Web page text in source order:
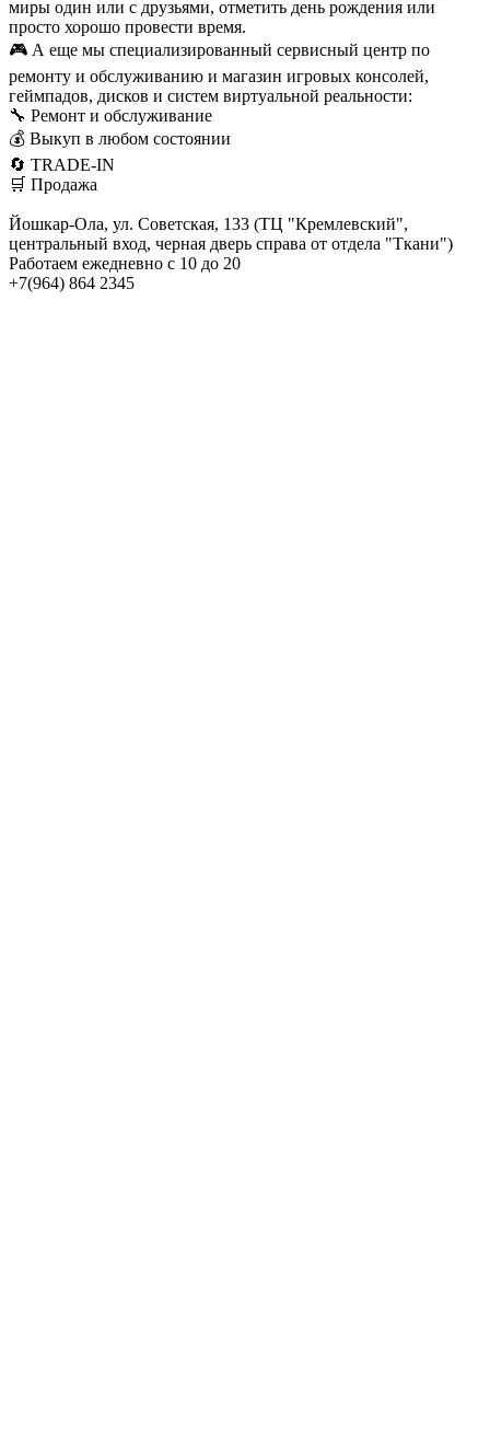
миры один или с друзьями, отметить день рождения или
просто хорошо провести время.
🎮 А еще мы специализированный сервисный центр по
ремонту и обслуживанию и магазин игровых консолей,
геймпадов, дисков и систем виртуальной реальности:
🔧 Ремонт и обслуживание
💰 Выкуп в любом состоянии
🔄 TRADE-IN
🛒 Продажа
Йошкар-Ола, ул. Советская, 133 (ТЦ "Кремлевский",
центральный вход, черная дверь справа от отдела "Ткани")
Работаем ежедневно с 10 до 20
+7(964) 864 2345